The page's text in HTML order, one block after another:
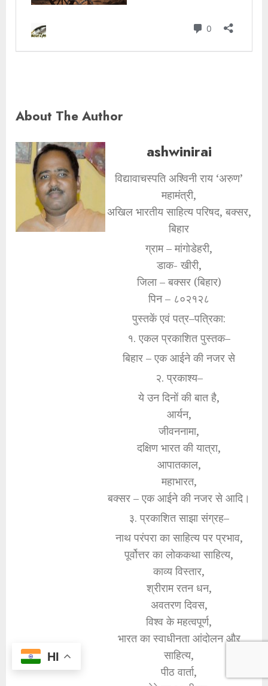
About The Author
ashwinirai
विद्यावाचस्पति अश्विनी राय ‘अरुण’
महामंत्री,
अखिल भारतीय साहित्य परिषद, बक्सर,
बिहार
ग्राम – मांगोडेहरी,
डाक- खीरी,
जिला – बक्सर (बिहार)
पिन – ८०२१२८
पुस्तकें एवं पत्र–पत्रिका:
१. एकल प्रकाशित पुस्तक–
बिहार – एक आईने की नजर से
२. प्रकाश्य–
ये उन दिनों की बात है,
आर्यन,
जीवननामा,
दक्षिण भारत की यात्रा,
आपातकाल,
महाभारत,
बक्सर – एक आईने की नजर से आदि।
३. प्रकाशित साझा संग्रह–
नाथ परंपरा का साहित्य पर प्रभाव,
पूर्वोत्तर का लोककथा साहित्य,
काव्य विस्तार,
श्रीराम रतन धन,
अवतरण दिवस,
विश्व के महत्वपूर्ण,
भारत का स्वाधीनता आंदोलन और
साहित्य,
पीठ वार्ता,
HI